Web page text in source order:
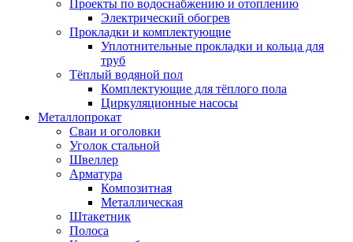
Проекты по водоснабжению и отоплению
Электрический обогрев
Прокладки и комплектующие
Уплотнительные прокладки и кольца для
труб
Тёплый водяной пол
Комплектующие для тёплого пола
Циркуляционные насосы
Металлопрокат
Сваи и оголовки
Уголок стальной
Швеллер
Арматура
Композитная
Металлическая
Штакетник
Полоса